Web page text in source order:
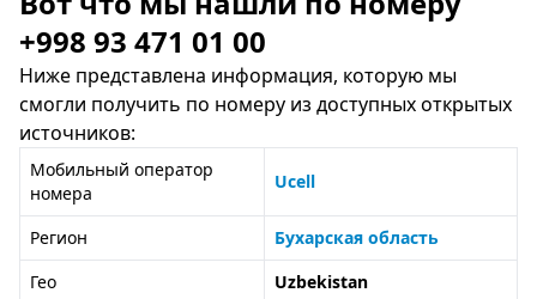
+998 93 471 01 00
Ниже представлена информация, которую мы
смогли получить по номеру из доступных открытых
источников:
Мобильный оператор
номера
Ucell
Регион
Бухарская область
Гео
Uzbekistan